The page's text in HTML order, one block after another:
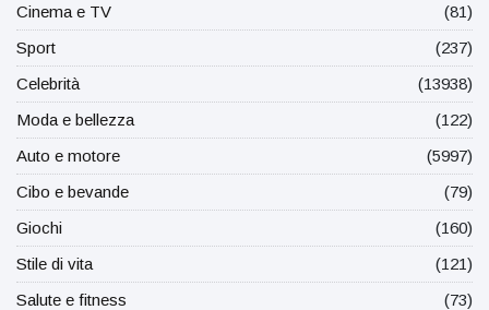
Cinema e TV
(81)
Sport
(237)
Celebrità
(13938)
Moda e bellezza
(122)
Auto e motore
(5997)
Cibo e bevande
(79)
Giochi
(160)
Stile di vita
(121)
Salute e fitness
(73)